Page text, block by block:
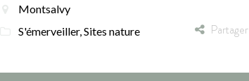
Montsalvy
S'émerveiller,Sites nature Partager